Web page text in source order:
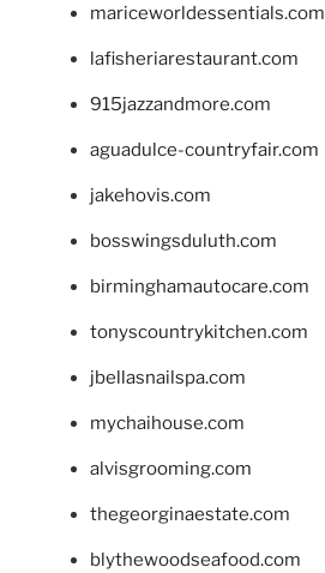
mariceworldessentials.com
lafisheriarestaurant.com
915jazzandmore.com
aguadulce-countryfair.com
jakehovis.com
bosswingsduluth.com
birminghamautocare.com
tonyscountrykitchen.com
jbellasnailspa.com
mychaihouse.com
alvisgrooming.com
thegeorginaestate.com
blythewoodseafood.com